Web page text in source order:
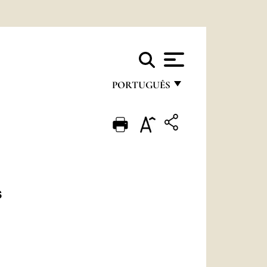
PORTUGUÊS
ENGLISH